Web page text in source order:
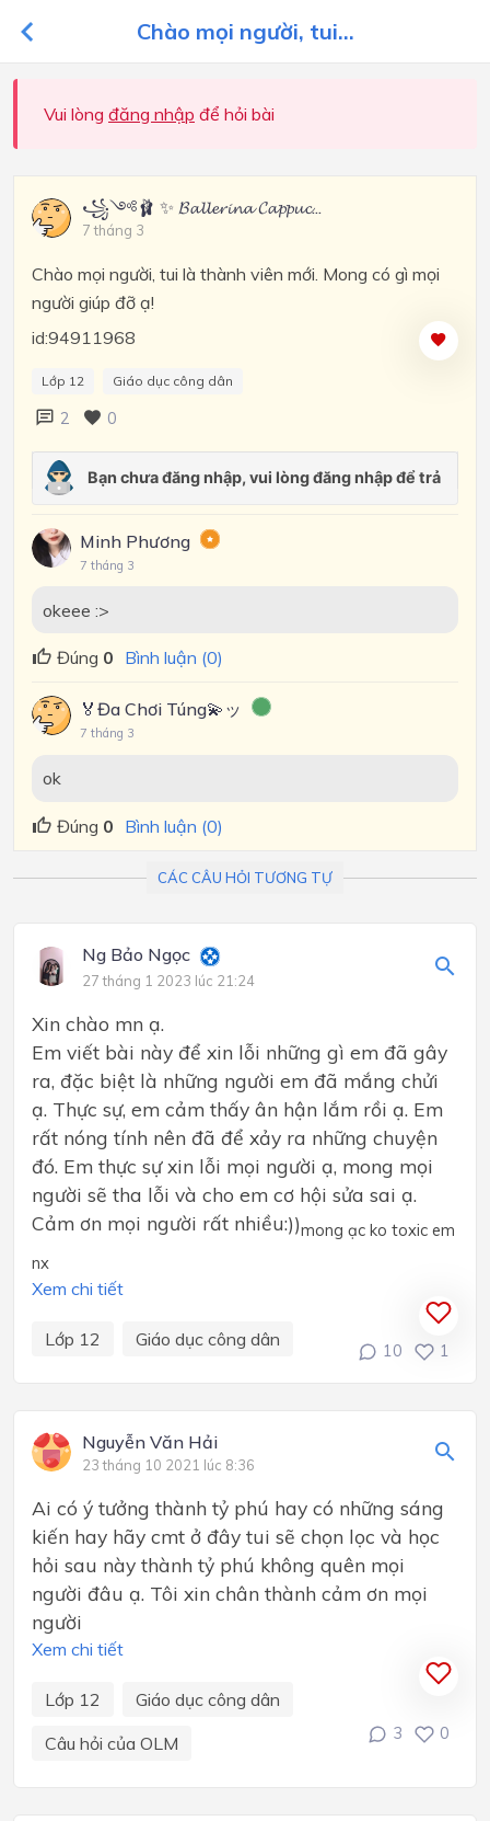
Chào mọi người, tui...
Vui lòng đăng nhập để hỏi bài
꧁༺🩰 ✨ 𝓑𝓪𝓵𝓵𝓮𝓻𝓲𝓷𝓪 𝓒𝓪𝓹𝓹𝓾𝓬...
7 tháng 3
Chào mọi người, tui là thành viên mới. Mong có gì mọi
người giúp đỡ ạ!
id:94911968
Lớp 12 Giáo dục công dân
2 0
Minh Phương
7 tháng 3
okeee :>
Đúng 0 Bình luận (0)
🏅Đa Chơi Túng💫ッ
7 tháng 3
ok
Đúng 0 Bình luận (0)
CÁC CÂU HỎI TƯƠNG TỰ
Ng Bảo Ngọc
27 tháng 1 2023 lúc 21:24
Xin chào mn ạ.
Em viết bài này để xin lỗi những gì em đã gây
ra, đặc biệt là những người em đã mắng chửi
ạ. Thực sự, em cảm thấy ân hận lắm rồi ạ. Em
rất nóng tính nên đã để xảy ra những chuyện
đó. Em thực sự xin lỗi mọi người ạ, mong mọi
người sẽ tha lỗi và cho em cơ hội sửa sai ạ.
Cảm ơn mọi người rất nhiều:))mong ạc ko toxic em
nx
Xem chi tiết
Lớp 12 Giáo dục công dân
10 1
Nguyễn Văn Hải
23 tháng 10 2021 lúc 8:36
Ai có ý tưởng thành tỷ phú hay có những sáng
kiến hay hãy cmt ở đây tui sẽ chọn lọc và học
hỏi sau này thành tỷ phú không quên mọi
người đâu ạ. Tôi xin chân thành cảm ơn mọi
người
Xem chi tiết
Lớp 12
Giáo dục công dân
Câu hỏi của OLM
3 0